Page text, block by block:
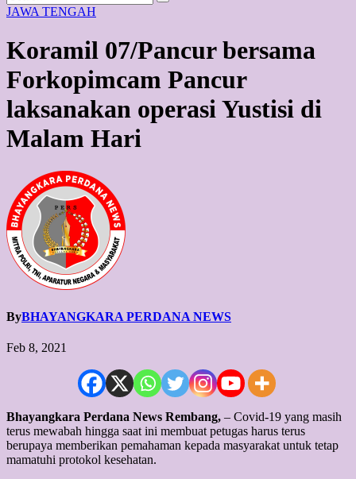
JAWA TENGAH
Koramil 07/Pancur bersama
Forkopimcam Pancur
laksanakan operasi Yustisi di
Malam Hari
ByBHAYANGKARA PERDANA NEWS
Feb 8, 2021
Bhayangkara Perdana News Rembang, – Covid-19 yang masih
terus mewabah hingga saat ini membuat petugas harus terus
berupaya memberikan pemahaman kepada masyarakat untuk tetap
mamatuhi protokol kesehatan.